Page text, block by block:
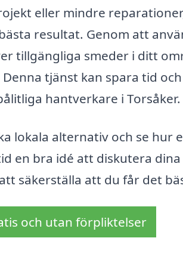
eller mindre
resultat. Genom att
tillgängliga smeder i ditt
tjänst kan spara tid
hantverkare i Torsåker.
lokala alternativ och se hur
en bra idé att diskutera
säkerställa att du får det
och utan förpliktelser